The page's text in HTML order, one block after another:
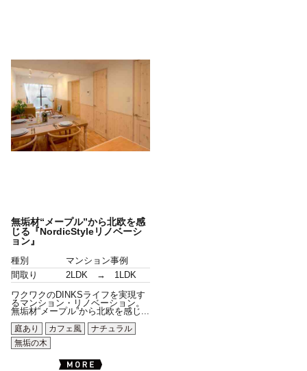
無垢材“メープル”から北欧を感
じる『NordicStyleリノベーシ
ョン』
種別
マンション事例
間取り
2LDK → 1LDK
ワクワクのDINKSライフを実現す
るマンション・リノベーション。
無垢材“メープル”から北欧を感じ...
庭あり
カフェ風
ナチュラル
無垢の木